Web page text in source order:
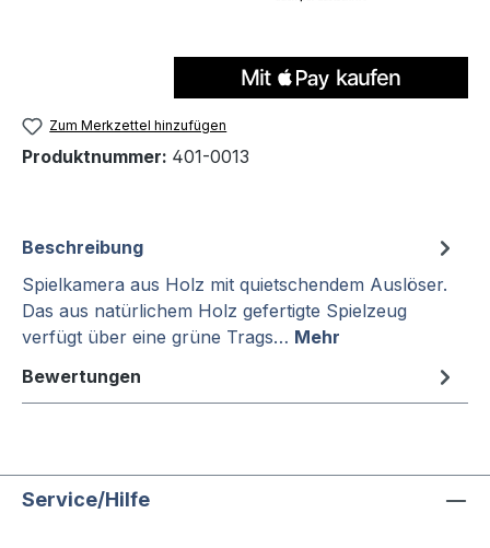
Zum Merkzettel hinzufügen
Produktnummer: 401-0013
Beschreibung
Spielkamera aus Holz mit quietschendem Auslöser.
Das aus natürlichem Holz gefertigte Spielzeug
verfügt über eine grüne Trags… Mehr
Bewertungen
Service/Hilfe